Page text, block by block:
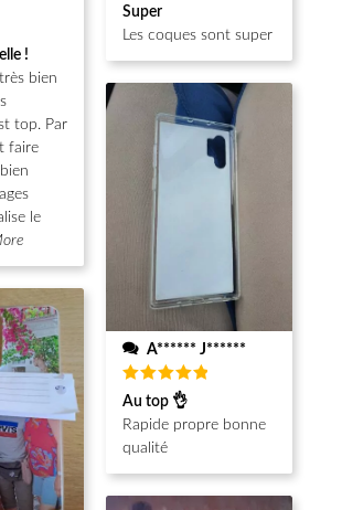
!
bien
faire
le
Note
sur 5
Super
Les coques sont super
A****** J******
Note5
sur 5
Au top 👌
Rapide propre bonne
qualité